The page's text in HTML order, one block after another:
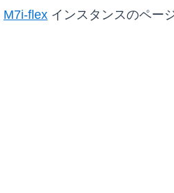
M7i-flex インスタンスのペー